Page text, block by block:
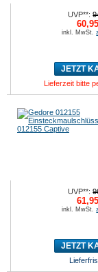
UVP**:
inkl. MwSt.
JETZT
Lieferzeit bitte
UVP**:
inkl. MwSt.
JETZT